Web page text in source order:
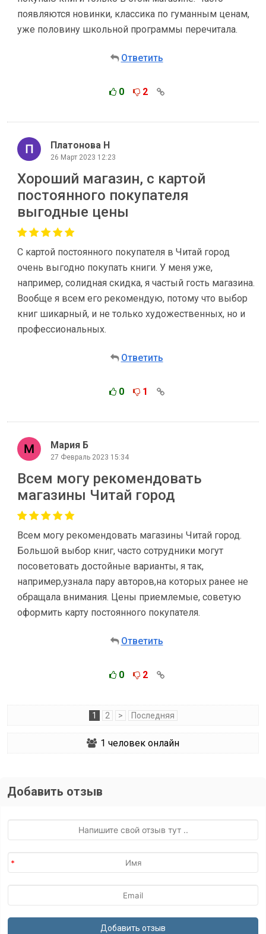
появляются новинки, классика по гуманным ценам,
уже половину школьной программы перечитала.
Ответить
0 2
Платонова Н
26 Март 2023 12:23
Хороший магазин, с картой
постоянного покупателя
выгодные цены
С картой постоянного покупателя в Читай город
очень выгодно покупать книги. У меня уже,
например, солидная скидка, я частый гость магазина.
Вообще я всем его рекомендую, потому что выбор
книг шикарный, и не только художественных, но и
профессиональных.
Ответить
0 1
Мария Б
27 Февраль 2023 15:34
Всем могу рекомендовать
магазины Читай город
Всем могу рекомендовать магазины Читай город.
Большой выбор книг, часто сотрудники могут
посоветовать достойные варианты, я так,
например,узнала пару авторов,на которых ранее не
обращала внимания. Цены приемлемые, советую
оформить карту постоянного покупателя.
Ответить
0 2
1 2 > Последняя
1 человек онлайн
Добавить отзыв